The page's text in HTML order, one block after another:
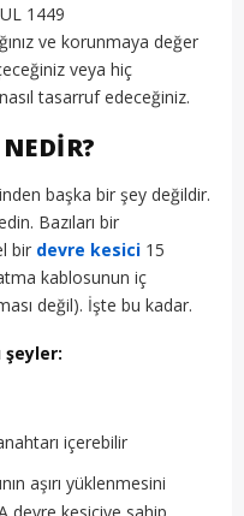
1449
ve korunmaya değer
veya hiç
tasarruf edeceğiniz.
başka bir şey değildir.
Bazıları bir
bir devre kesici 15
kablosunun iç
değil). İşte bu kadar.
şeyler:
içerebilir
aşırı yüklenmesini